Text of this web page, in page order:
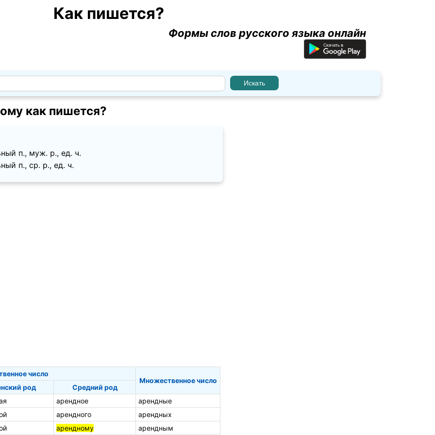
Как пишется?
Формы слов русского языка онлайн
как пишется?
п., муж. p., ед. ч.
п., ср. p., ед. ч.
число
Множественное число
род
Средний род
арендное
арендные
арендного
арендных
арендному арендным